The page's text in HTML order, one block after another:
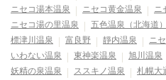
ニセコ湯本温泉
ニセコ黄金温泉 ニ
ニセコ湯の里温泉
五色温泉（北海道）
標津川温泉
富良野 靜内温泉 ニ
いわない温泉
東神楽温泉 旭川温泉
妖精の泉温泉
ススキノ温泉 札幌大